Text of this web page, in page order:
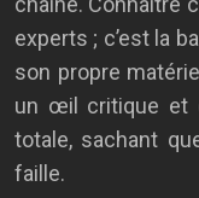
experts ; c’est la
son propre
un œil critique et
totale, sachant
faille.